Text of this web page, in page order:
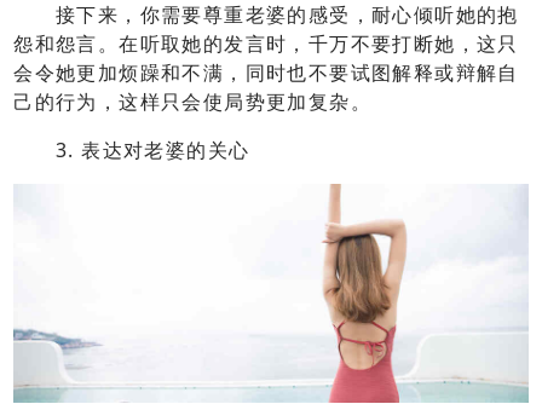
接下来，你需要尊重老婆的感受，耐心倾听她的抱
怨和怨言。在听取她的发言时，千万不要打断她，这只
会令她更加烦躁和不满，同时也不要试图解释或辩解自
己的行为，这样只会使局势更加复杂。
3. 表达对老婆的关心